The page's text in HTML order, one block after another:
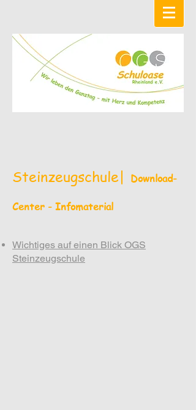
Steinzeugschule| Download-
Center - Infomaterial
Wichtiges auf einen Blick OGS
Steinzeugschule